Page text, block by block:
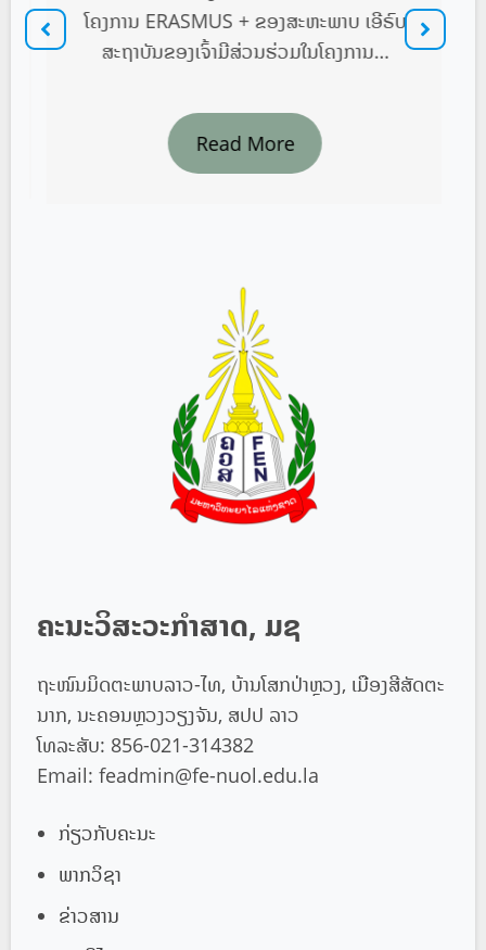
ໂຄງການ ERASMUS + ຂອງສະຫະພາບ ເອີຣົບ
ສະຖາບັນຂອງເຈົ້າມີສ່ວນຮ່ວມໃນໂຄງການ…
Read More
ຄະນະວິສະວະກຳສາດ, ມຊ
ຖະໜົນມິດຕະພາບລາວ-ໄທ, ບ້ານໂສກປ່າຫຼວງ, ເມືອງສີສັດຕະ
ນາກ, ນະຄອນຫຼວງວຽງຈັນ, ສປປ ລາວ
ໂທລະສັບ: 856-021-314382
Email: feadmin@fe-nuol.edu.la
ກ່ຽວກັບຄະນະ
ພາກວິຊາ
ຂ່າວສານ